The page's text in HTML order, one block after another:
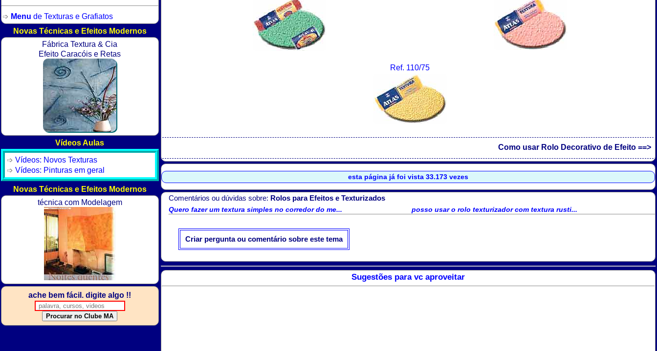
Ref. 110/75
Como usar Rolo Decorativo de Efeito ==>
esta página já foi vista 33.173 vezes
Comentários ou dúvidas sobre: Rolos para Efeitos e Texturizados
Quero fazer um textura simples no corredor do me... posso usar o rolo texturizador com textura rusti...
Criar pergunta ou comentário sobre este tema
Sugestões para vc aproveitar
Menu de Texturas e Grafiatos
Novas Técnicas e Efeitos Modernos
Fábrica Textura & Cia
Efeito Caracóis e Retas
Vídeos Aulas
Vídeos: Novos Texturas
Vídeos: Pinturas em geral
Novas Técnicas e Efeitos Modernos
técnica com Modelagem
ache bem fácil. digite algo !!
Procurar no Clube MA